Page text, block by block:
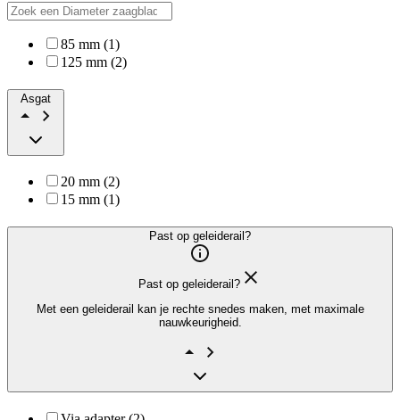
85 mm (1)
125 mm (2)
Asgat
20 mm (2)
15 mm (1)
Past op geleiderail?
Past op geleiderail?
Met een geleiderail kan je rechte snedes maken, met maximale
nauwkeurigheid.